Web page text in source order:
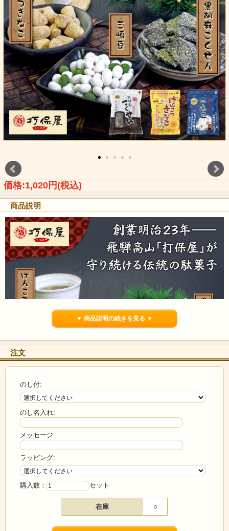
価格:1,020円(税込)
商品説明
▼ 商品説明の続きを見る ▼
注文
のし付:
のし名入れ:
メッセージ:
ラッピング:
購入数： セット
在庫 ○